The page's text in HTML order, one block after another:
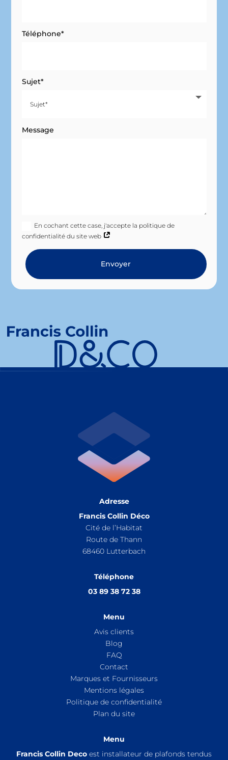
Téléphone*
Sujet*
Message
En cochant cette case, j'accepte la politique de
confidentialité du site web
Envoyer
Adresse
Francis Collin Déco
Cité de l’Habitat
Route de Thann
68460 Lutterbach
Téléphone
03 89 38 72 38
Menu
Avis clients
Blog
FAQ
Contact
Marques et Fournisseurs
Mentions légales
Politique de confidentialité
Plan du site
Menu
Francis Collin Deco est installateur de plafonds tendus